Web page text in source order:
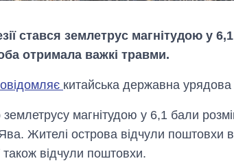
стався землетрус магнітудою у
отримала важкі травми.
китайська державна урядова
землетрусу магнітудою у 6,1 бали
Жителі острова відчули поштовхи
також відчули поштовхи.